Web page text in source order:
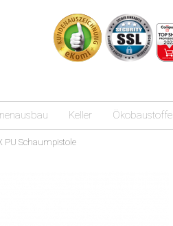
Keller Ökobaustoffe
PU Schaumpistole